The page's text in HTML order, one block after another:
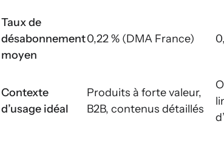
Taux de
désabonnement
moyen
0,22 % (DMA France)
Contexte
d’usage idéal
Produits à forte valeur,
B2B, contenus détaillés